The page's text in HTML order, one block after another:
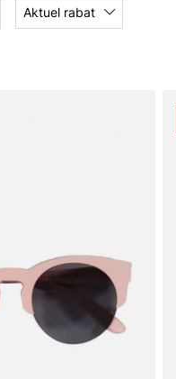
Aktuel rabat